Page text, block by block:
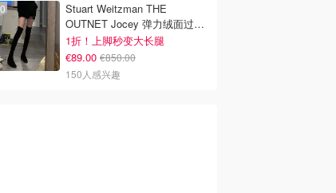
Stuart Weitzman THE
OUTNET Jocey 弹力绒面过膝
靴
1折！上脚秒变大长腿
€89.00 €850.00
150人感兴趣